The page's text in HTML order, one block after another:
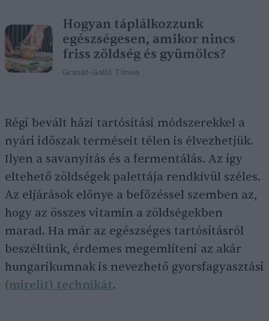
Hogyan táplálkozzunk
egészségesen, amikor nincs
friss zöldség és gyümölcs?
Granát-Galló Tímea
Régi bevált házi tartósítási módszerekkel a
nyári időszak terméseit télen is élvezhetjük.
Ilyen a savanyítás és a fermentálás. Az így
eltehető zöldségek palettája rendkívül széles.
Az eljárások előnye a befőzéssel szemben az,
hogy az összes vitamin a zöldségekben
marad. Ha már az egészséges tartósításról
beszéltünk, érdemes megemlíteni az akár
hungarikumnak is nevezhető gyorsfagyasztási
(mirelit) technikát.